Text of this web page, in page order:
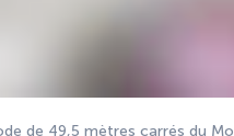
de 49,5 mètres carrés du